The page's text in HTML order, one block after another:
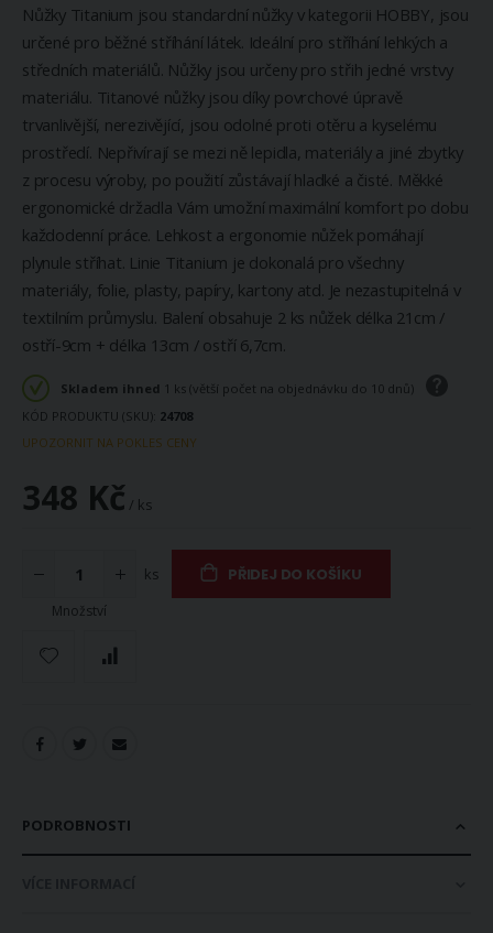
Nůžky Titanium jsou standardní nůžky v kategorii HOBBY, jsou
určené pro běžné stříhání látek. Ideální pro stříhání lehkých a
středních materiálů. Nůžky jsou určeny pro střih jedné vrstvy
materiálu. Titanové nůžky jsou díky povrchové úpravě
trvanlivější, nerezivějící, jsou odolné proti otěru a kyselému
prostředí. Nepřivírají se mezi ně lepidla, materiály a jiné zbytky
z procesu výroby, po použití zůstávají hladké a čisté. Měkké
ergonomické držadla Vám umožní maximální komfort po dobu
každodenní práce. Lehkost a ergonomie nůžek pomáhají
plynule stříhat. Linie Titanium je dokonalá pro všechny
materiály, folie, plasty, papíry, kartony atd. Je nezastupitelná v
textilním průmyslu. Balení obsahuje 2 ks nůžek délka 21cm /
ostří-9cm + délka 13cm / ostří 6,7cm.
Skladem ihned 1 ks (větší počet na objednávku do 10 dnů)
KÓD PRODUKTU (SKU) 24708
UPOZORNIT NA POKLES CENY
348 Kč / ks
Množství
ks PŘIDEJ DO KOŠÍKU
PODROBNOSTI